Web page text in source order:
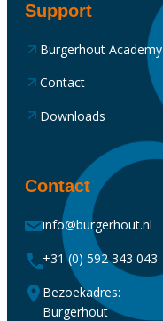
Support
Burgerhout Academy
Contact
Downloads
Contact
info@burgerhout.nl
+31 (0) 592 343 043
Bezoekadres:
Burgerhout